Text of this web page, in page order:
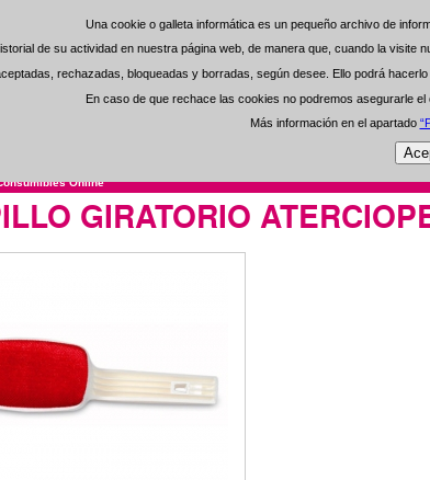
Una cookie o galleta informática es un pequeño archivo de
de su actividad en nuestra página web, de manera que, cuando la
rechazadas, bloqueadas y borradas, según desee. Ello podrá
En caso de que rechace las cookies no podremos asegurarle
Más información en el apartado
Una cookie o galleta informática es un pequeño archivo de
de su actividad en nuestra página web, de manera que, cuando la
rechazadas, bloqueadas y borradas, según desee. Ello podrá
En caso de que rechace las cookies no podremos asegurarle
Más información en el apartado
Online
GIRATORIO